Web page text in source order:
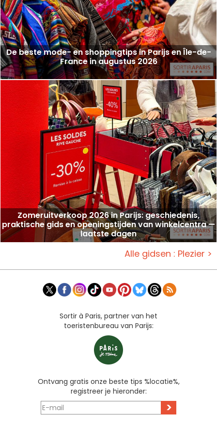
De beste mode- en shoppingtips in Parijs en Île-de-
France in augustus 2026
Zomeruitverkoop 2026 in Parijs: geschiedenis,
praktische gids en openingstijden van winkelcentra —
laatste dagen
Alle gidsen : Plezier >
Sortir à Paris, partner van het
toeristenbureau van Parijs:
Ontvang gratis onze beste tips %locatie%,
registreer je hieronder:
>